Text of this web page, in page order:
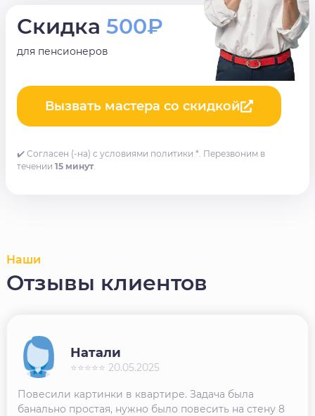
Скидка 500₽
для пенсионеров
Вызвать мастера со скидкой
✔️ Согласен (-на) с условиями политики *. Перезвоним в
течении 15 минут.
Наши
Отзывы клиентов
Повесили картинки в квартире. Задача была
банально простая, нужно было повесить на стену 8
Натали
⭐⭐⭐⭐⭐ 20.05.2025